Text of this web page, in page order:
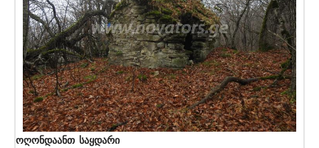
ოღონდაანთ საყდარი